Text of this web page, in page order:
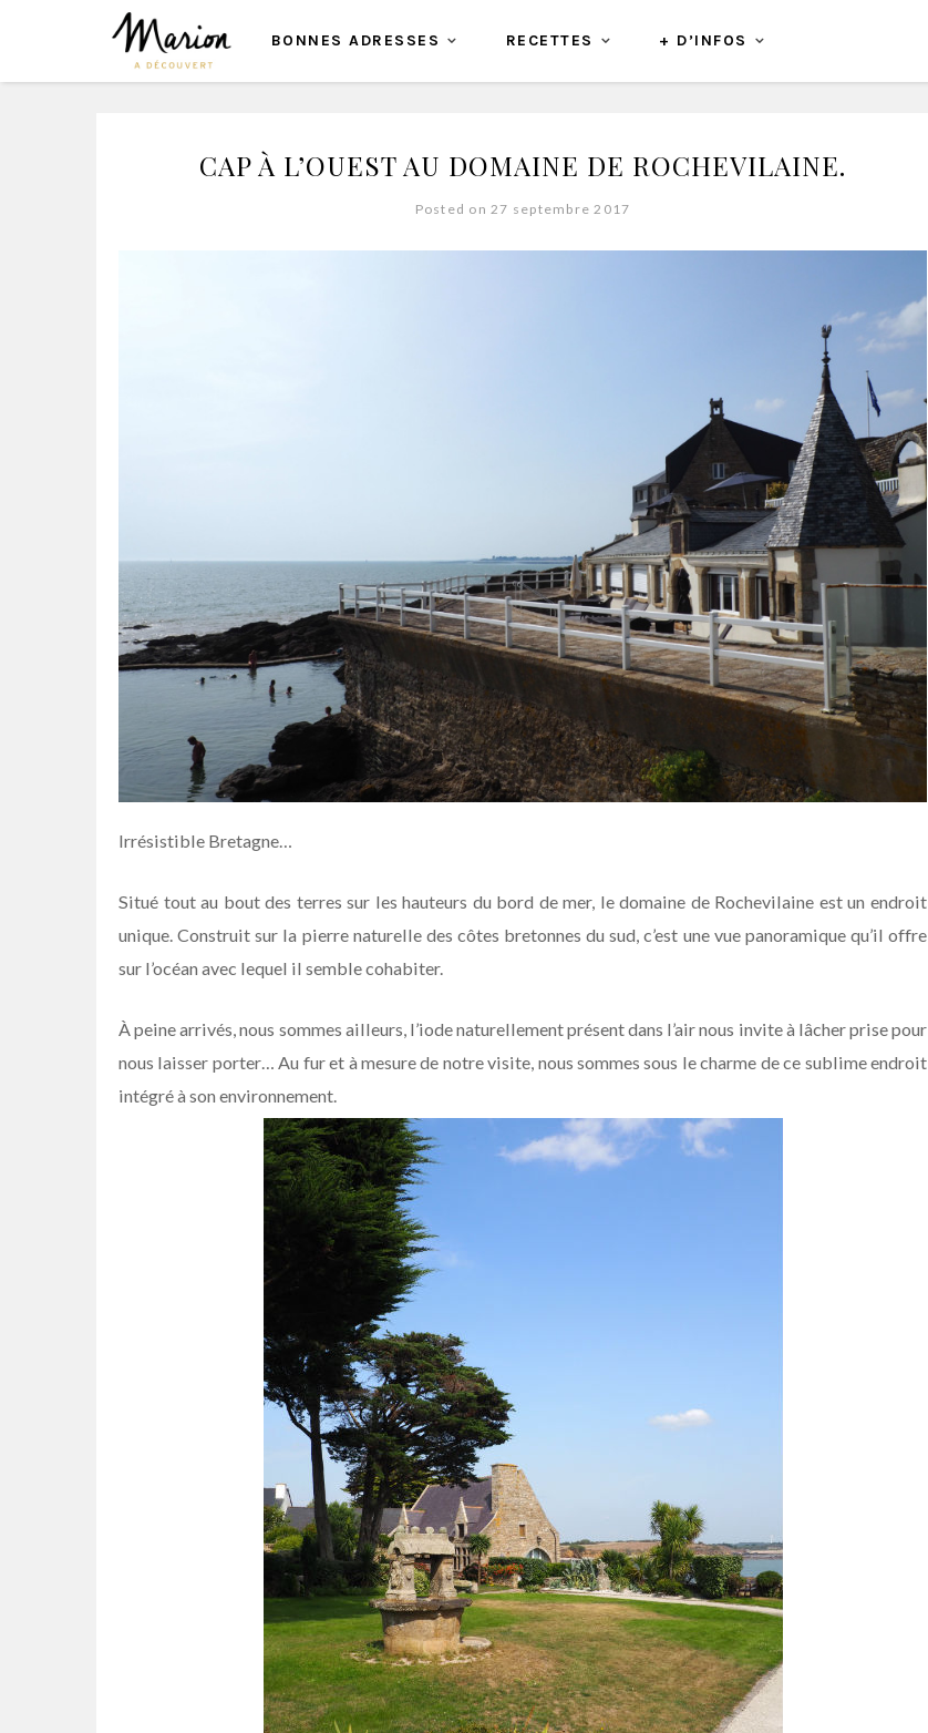
BONNES ADRESSES RECETTES + D’INFOS
CAP À L’OUEST AU DOMAINE DE ROCHEVILAINE.
Posted on 27 septembre 2017
Irrésistible Bretagne…
Situé tout au bout des terres sur les hauteurs du bord de mer, le domaine de Rochevilaine est un endroit
unique. Construit sur la pierre naturelle des côtes bretonnes du sud, c’est une vue panoramique qu’il offre
sur l’océan avec lequel il semble cohabiter.
À peine arrivés, nous sommes ailleurs, l’iode naturellement présent dans l’air nous invite à lâcher prise pour
nous laisser porter… Au fur et à mesure de notre visite, nous sommes sous le charme de ce sublime endroit
intégré à son environnement.